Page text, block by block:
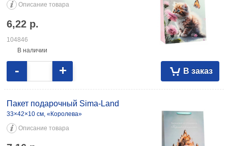
Описание товара
6,22 р.
104846
В наличии
В заказ
- +
Пакет подарочный Sima-Land
33×42×10 см, «Королева»
Описание товара